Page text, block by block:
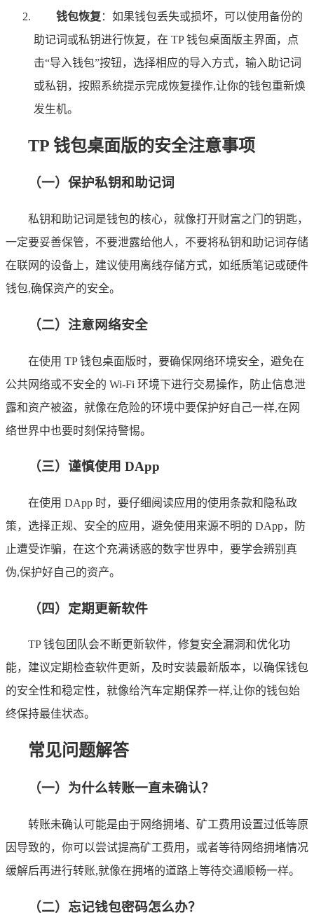
钱包恢复 ：如果钱包丢失或损坏，可以使用备份的
助记词或私钥进行恢复，在 TP 钱包桌面版主界面，点
击“导入钱包”按钮，选择相应的导入方式，输入助记词
或私钥，按照系统提示完成恢复操作,让你的钱包重新焕
发生机。
TP 钱包桌面版的安全注意事项
（一）保护私钥和助记词
私钥和助记词是钱包的核心，就像打开财富之门的钥匙，
一定要妥善保管，不要泄露给他人，不要将私钥和助记词存储
在联网的设备上，建议使用离线存储方式，如纸质笔记或硬件
钱包,确保资产的安全。
（二）注意网络安全
在使用 TP 钱包桌面版时，要确保网络环境安全，避免在
公共网络或不安全的 Wi-Fi 环境下进行交易操作，防止信息泄
露和资产被盗，就像在危险的环境中要保护好自己一样,在网
络世界中也要时刻保持警惕。
（三）谨慎使用 DApp
在使用 DApp 时，要仔细阅读应用的使用条款和隐私政
策，选择正规、安全的应用，避免使用来源不明的 DApp，防
止遭受诈骗，在这个充满诱惑的数字世界中，要学会辨别真
伪,保护好自己的资产。
（四）定期更新软件
TP 钱包团队会不断更新软件，修复安全漏洞和优化功
能，建议定期检查软件更新，及时安装最新版本，以确保钱包
的安全性和稳定性，就像给汽车定期保养一样,让你的钱包始
终保持最佳状态。
常见问题解答
（一）为什么转账一直未确认？
转账未确认可能是由于网络拥堵、矿工费用设置过低等原
因导致的，你可以尝试提高矿工费用，或者等待网络拥堵情况
缓解后再进行转账,就像在拥堵的道路上等待交通顺畅一样。
（二）忘记钱包密码怎么办？